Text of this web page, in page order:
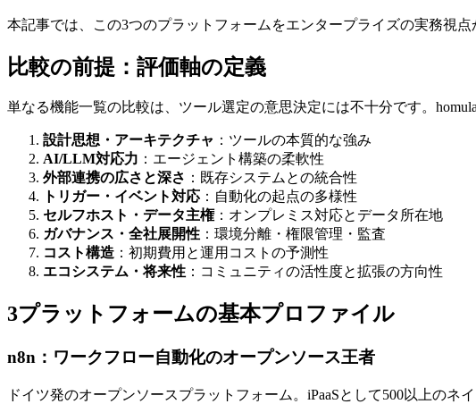
本記事では、この3つのプラットフォームをエンタープライズの実務視
比較の前提：評価軸の定義
単なる機能一覧の比較は、ツール選定の意思決定には不十分です。
設計思想・アーキテクチャ ：ツールの本質的な強み
AI/LLM対応力 ：エージェント構築の柔軟性
外部連携の広さと深さ ：既存システムとの統合性
トリガー・イベント対応 ：自動化の起点の多様性
セルフホスト・データ主権：オンプレミス対応とデータ所在地
ガバナンス・全社展開性 ：環境分離・権限管理・監査
コスト構造 ：初期費用と運用コストの予測性
エコシステム・将来性 ：コミュニティの活性度と拡張の方向性
3プラットフォームの基本プロファイル
n8n：ワークフロー自動化のオープンソース王者
ドイツ発のオープンソースプラットフォーム。iPaaSとして500以上の